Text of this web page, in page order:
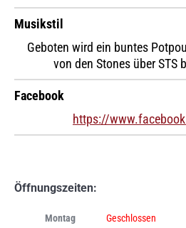
Musikstil
Geboten wird ein buntes
von den Stones über STS
Facebook
https://
Öffnungszeiten:
Montag
Geschlossen